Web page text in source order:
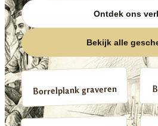
Ontdek ons
Bekijk alle
Borrelplank graveren